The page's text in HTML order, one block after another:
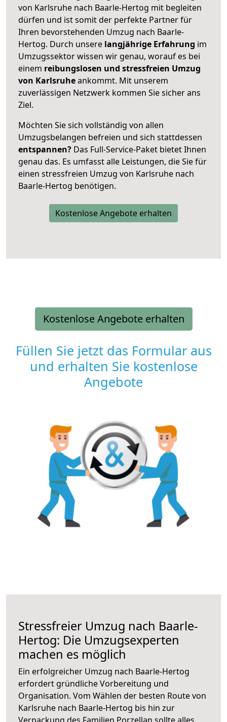
von Karlsruhe nach Baarle-Hertog mit begleiten
dürfen und ist somit der perfekte Partner für
Ihren bevorstehenden Umzug nach Baarle-
Hertog. Durch unsere langjährige Erfahrung im
Umzugssektor wissen wir genau, worauf es bei
einem reibungslosen und stressfreien Umzug
von Karlsruheankommt. Mit unserem
zuverlässigen Netzwerk kommen Sie sicher ans
Ziel.
Möchten Sie sich vollständig von allen
Umzugsbelangen befreien und sich stattdessen
entspannen? Das Full-Service-Paket bietet Ihnen
genau das. Es umfasst alle Leistungen, die Sie für
einen stressfreien Umzug von Karlsruhe nach
Baarle-Hertog benötigen.
Kostenlose Angebote erhalten
Kostenlose Angebote erhalten
Füllen Sie jetzt das Formular aus
und erhalten Sie kostenlose
Angebote
Stressfreier Umzug nach Baarle-
Hertog: Die Umzugsexperten
machen es möglich
Ein erfolgreicher Umzug nach Baarle-Hertog
erfordert gründliche Vorbereitung und
Organisation. Vom Wählen der besten Route von
Karlsruhe nach Baarle-Hertog bis hin zur